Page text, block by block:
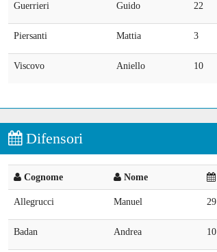
Guerrieri Guido 22
Piersanti Mattia 3
Viscovo Aniello 10
Difensori
Cognome Nome
Allegrucci Manuel 29
Badan Andrea 10